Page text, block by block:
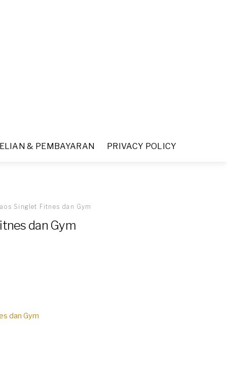
& PEMBAYARAN PRIVACY POLICY
Singlet Fitnes dan Gym
dan Gym
dan Gym